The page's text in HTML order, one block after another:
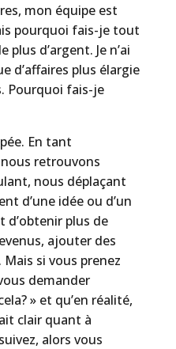
mon équipe est
pourquoi fais-je tout
plus d’argent. Je n’ai
d’affaires plus élargie
Pourquoi fais-je
En tant
retrouvons
nous déplaçant
d’une idée ou d’un
d’obtenir plus de
ajouter des
Mais si vous prenez
demander
» et qu’en réalité,
clair quant à
alors vous